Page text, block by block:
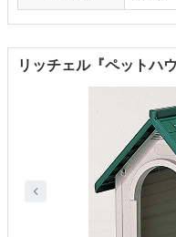
リッチェル『ペットハ